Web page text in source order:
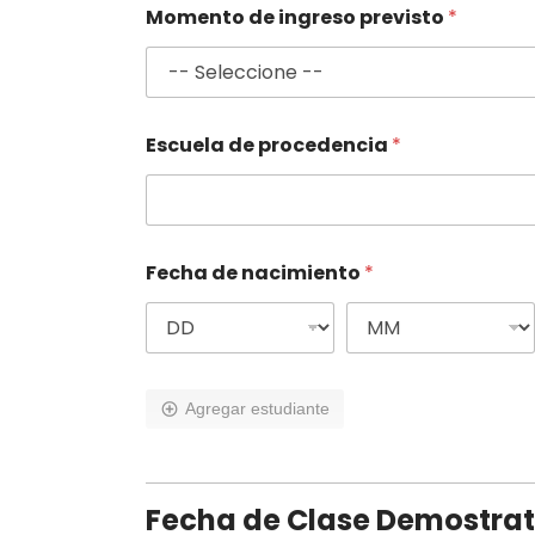
Momento de ingreso previsto *
Escuela de procedencia *
Fecha de nacimiento *
Agregar estudiante
Fecha de Clase